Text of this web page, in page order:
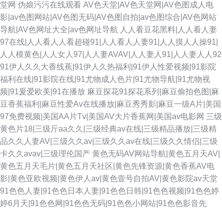
堂网 伪娘污污在线观看 AV色天堂|AV色天堂网|AV色图成人电
影|av色图网站|AV色图无码|AV色图自拍|av色图综合|AV色网站
导航|AV色网址大全|av色网址导航 人人看豆花黑料|人人看人妻
97在线|人人看人人看超碰91|人人看人人妻91|人人摸人人操91|
人人模黄色|人人女人97|人人妻AVAV|人人妻人91|人人妻人人92
91伊人久久大香线蕉|91伊人久热福利|91伊人性爱视频|91影院
福利在线|91影院在线|91尤物成人色片|91尤物导航|91尤物视
频|91爰爱欧美|91在播放 麻豆探花91探花系列|麻豆偷拍色图|麻
豆香蕉福利|麻豆性爱Av在线播放|麻豆秀秀影|麻豆一级A片|美国
97免费视频|美国AA片Tv|美国AV大片香蕉网|美国av电影网 三级
黄色片18|三级斤aa久久|三级经典av在线|三级精品播放|三级精
品久久人妻AV|三级久久av|三级久久av在线|三级久久情侣|三级
卡久久avav|三级理伦国产 黄色无码AV网站导航|黄色五月天AV|
黄色五月天毛片|黄色五月天社区|黄色先锋资源|黄色香蕉AV电
影|黄色亚欧视频|黄色伊人av|黄色壹号自拍AV|黄色影院av天堂
91色色人妻|91色色日本人妻|91色色日韩|91色色视频|91色色婷
婷6月天|91色色网|91色色无码|91色色小网站|91色色影音先